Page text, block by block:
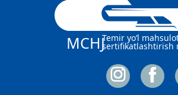
MCHJTemir yo‘l
sertifikatlashtirish